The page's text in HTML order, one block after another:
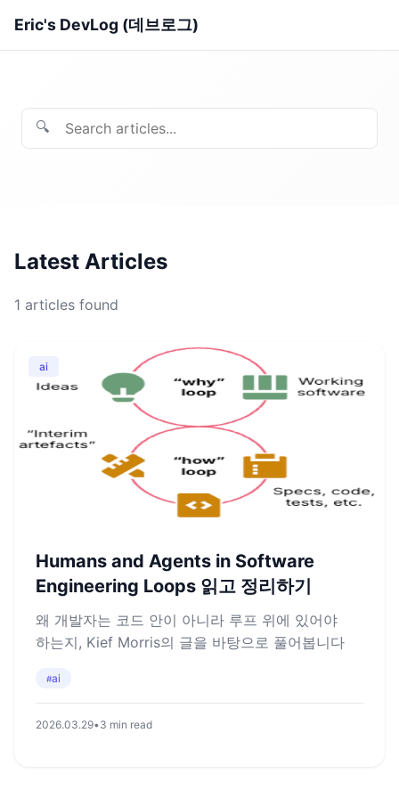
Eric's DevLog (데브로그)
🔍
Latest Articles
1 articles found
ai
Humans and Agents in Software
Engineering Loops 읽고 정리하기
왜 개발자는 코드 안이 아니라 루프 위에 있어야
하는지, Kief Morris의 글을 바탕으로 풀어봅니다
#ai
2026.03.29•3 min read